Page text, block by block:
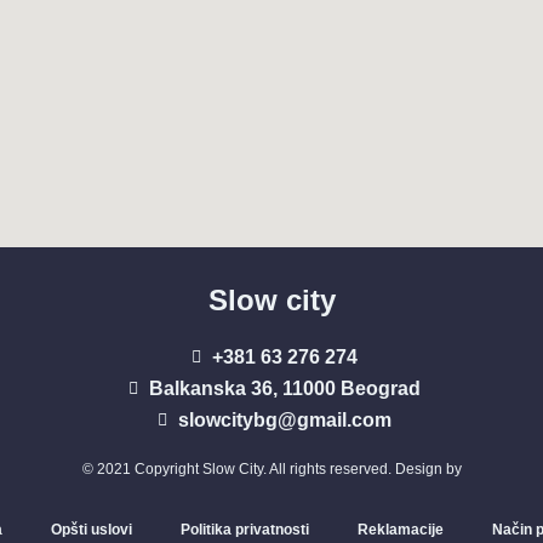
Slow city
+381 63 276 274​
Balkanska 36, 11000 Beograd​
slowcitybg@gmail.com
© 2021 Copyright Slow City. All rights reserved. Design by
Opšti uslovi Politika privatnosti Reklamacije Način